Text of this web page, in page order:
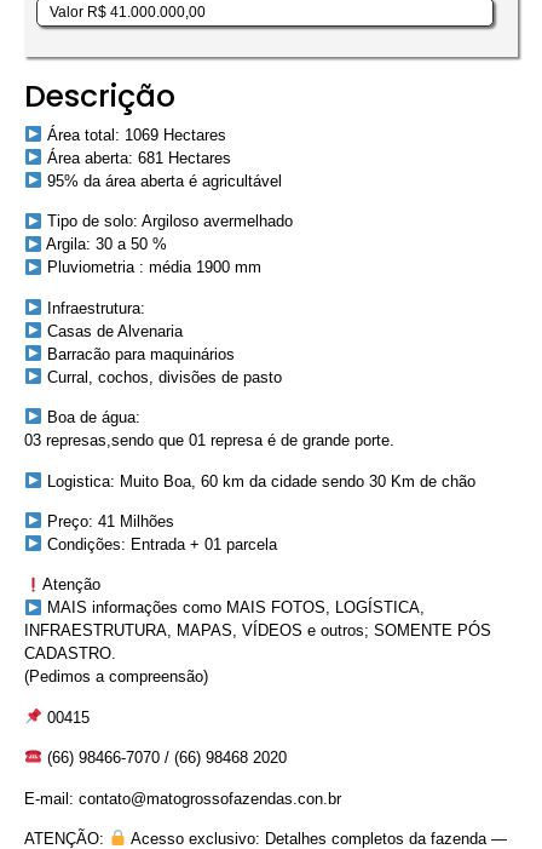
Valor R$ 41.000.000,00
Descrição
Área total: 1069 Hectares
Área aberta: 681 Hectares
95% da área aberta é agricultável
Tipo de solo: Argiloso avermelhado
Argila: 30 a 50 %
Pluviometria : média 1900 mm
Infraestrutura:
Casas de Alvenaria
Barracão para maquinários
Curral, cochos, divisões de pasto
Boa de água:
03 represas,sendo que 01 represa é de grande porte.
Logistica: Muito Boa, 60 km da cidade sendo 30 Km de chão
Preço: 41 Milhões
Condições: Entrada + 01 parcela
Atenção
MAIS informações como MAIS FOTOS, LOGÍSTICA,
INFRAESTRUTURA, MAPAS, VÍDEOS e outros; SOMENTE PÓS
CADASTRO.
(Pedimos a compreensão)
00415
(66) 98466-7070 / (66) 98468 2020
E-mail: contato@matogrossofazendas.con.br
ATENÇÃO:
Acesso exclusivo: Detalhes completos da fazenda —